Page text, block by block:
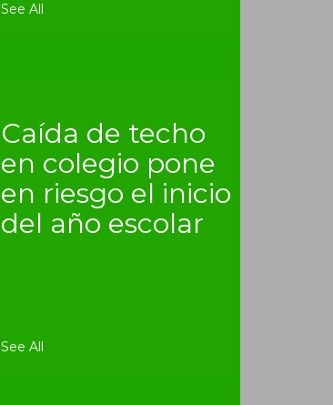
See All
Caída de techo
en colegio pone
en riesgo el inicio
del año escolar
See All